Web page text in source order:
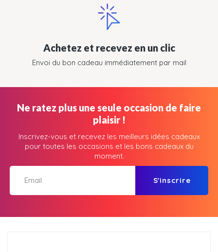
Achetez et recevez en un clic
Envoi du bon cadeau immédiatement par mail
Ne ratez plus une seule occasion de faire
plaisir !
Inscrivez-vous et recevez les meilleurs idées cadeaux
pour toutes les occasions et les bons cadeaux du
moment.
S'inscrire